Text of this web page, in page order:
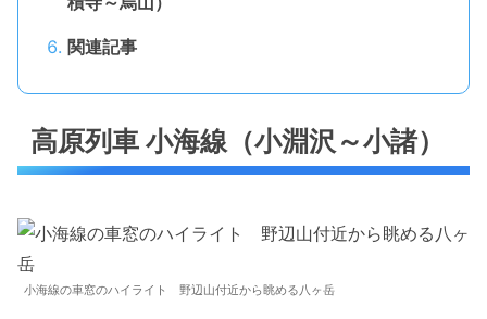
関連記事
高原列車 小海線（小淵沢～小諸）
小海線の車窓のハイライト 野辺山付近から眺める八ヶ岳